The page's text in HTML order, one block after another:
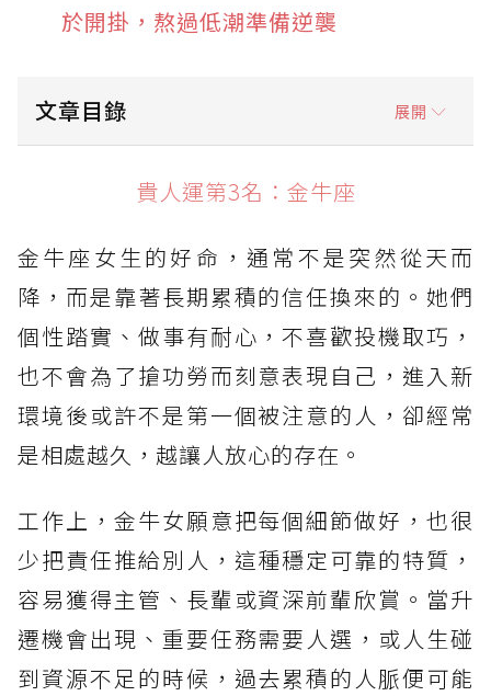
於開掛，熬過低潮準備逆襲
文章目錄 展開
貴人運第3名：金牛座
貴人運第1名：天秤座
貴人運第3名：金牛座
金牛座女生的好命，通常不是突然從天而
降，而是靠著長期累積的信任換來的。她們
個性踏實、做事有耐心，不喜歡投機取巧，
也不會為了搶功勞而刻意表現自己，進入新
環境後或許不是第一個被注意的人，卻經常
是相處越久，越讓人放心的存在。
工作上，金牛女願意把每個細節做好，也很
少把責任推給別人，這種穩定可靠的特質，
容易獲得主管、長輩或資深前輩欣賞。當升
遷機會出現、重要任務需要人選，或人生碰
到資源不足的時候，過去累積的人脈便可能